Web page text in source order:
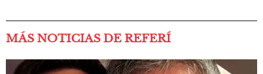
MÁS NOTICIAS DE REFERÍ